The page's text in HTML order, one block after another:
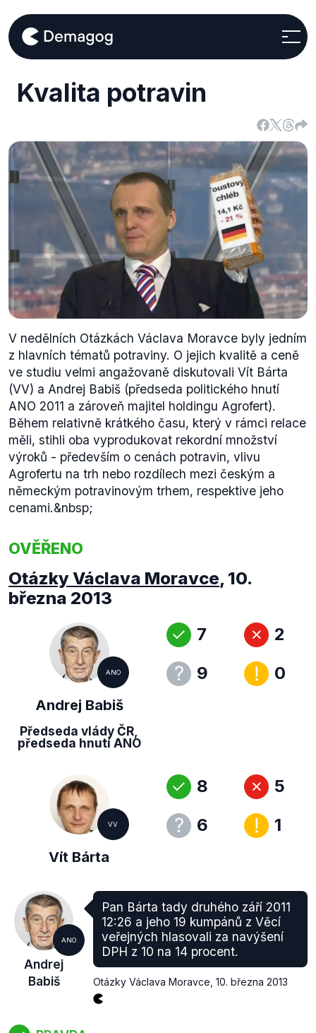
Kvalita potravin
V nedělních Otázkách Václava Moravce byly jedním
z hlavních tématů potraviny. O jejich kvalitě a ceně
ve studiu velmi angažovaně diskutovali Vít Bárta
(VV) a Andrej Babiš (předseda politického hnutí
ANO 2011 a zároveň majitel holdingu Agrofert).
Během relativně krátkého času, který v rámci relace
měli, stihli oba vyprodukovat rekordní množství
výroků - především o cenách potravin, vlivu
Agrofertu na trh nebo rozdílech mezi českým a
německým potravinovým trhem, respektive jeho
cenami.&nbsp;
OVĚŘENO
Otázky Václava Moravce, 10.
března 2013
ANO
Andrej Babiš
Předseda vlády ČR,
předseda hnutí ANO
7
9
2
0
VV
Vít Bárta
8
6
5
1
ANO
Andrej
Babiš
Pan Bárta tady druhého září 2011
12:26 a jeho 19 kumpánů z Věcí
veřejných hlasovali za navýšení
DPH z 10 na 14 procent.
Otázky Václava Moravce 10. března 2013